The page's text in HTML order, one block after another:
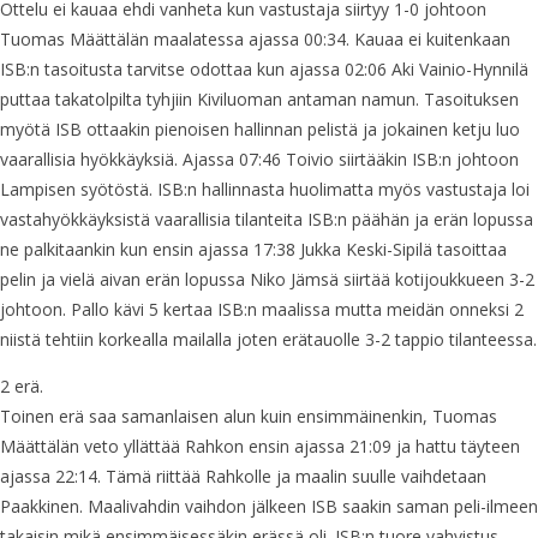
Ottelu ei kauaa ehdi vanheta kun vastustaja siirtyy 1-0 johtoon
Tuomas Määttälän maalatessa ajassa 00:34. Kauaa ei kuitenkaan
ISB:n tasoitusta tarvitse odottaa kun ajassa 02:06 Aki Vainio-Hynnilä
puttaa takatolpilta tyhjiin Kiviluoman antaman namun. Tasoituksen
myötä ISB ottaakin pienoisen hallinnan pelistä ja jokainen ketju luo
vaarallisia hyökkäyksiä. Ajassa 07:46 Toivio siirtääkin ISB:n johtoon
Lampisen syötöstä. ISB:n hallinnasta huolimatta myös vastustaja loi
vastahyökkäyksistä vaarallisia tilanteita ISB:n päähän ja erän lopussa
ne palkitaankin kun ensin ajassa 17:38 Jukka Keski-Sipilä tasoittaa
pelin ja vielä aivan erän lopussa Niko Jämsä siirtää kotijoukkueen 3-2
johtoon. Pallo kävi 5 kertaa ISB:n maalissa mutta meidän onneksi 2
niistä tehtiin korkealla mailalla joten erätauolle 3-2 tappio tilanteessa.
2 erä.
Toinen erä saa samanlaisen alun kuin ensimmäinenkin, Tuomas
Määttälän veto yllättää Rahkon ensin ajassa 21:09 ja hattu täyteen
ajassa 22:14. Tämä riittää Rahkolle ja maalin suulle vaihdetaan
Paakkinen. Maalivahdin vaihdon jälkeen ISB saakin saman peli-ilmeen